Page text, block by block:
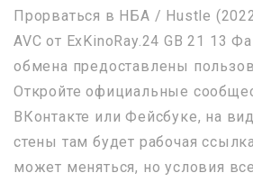
Прорваться в НБА / Hustle
AVC от ExKinoRay.24 GB 21 13
обмена предоставлены
Откройте официальные
ВКонтакте или Фейсбуке, на
стены там будет рабочая
может меняться, но условия